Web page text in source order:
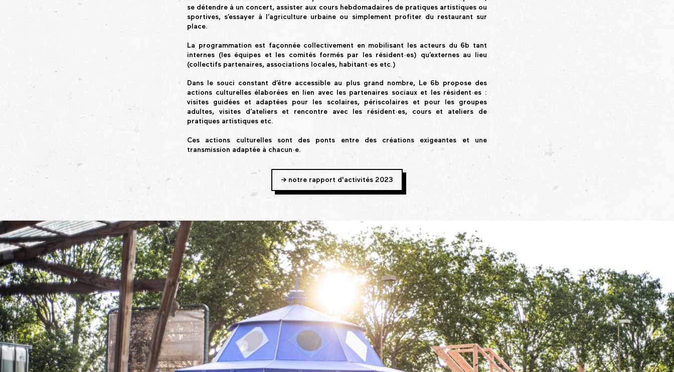
se détendre à un concert, assister aux cours hebdomadaires de pratiques artistiques ou
sportives, s’essayer à l’agriculture urbaine ou simplement profiter du restaurant sur
place.
La programmation est façonnée collectivement en mobilisant les acteurs du 6b tant
internes (les équipes et les comités formés par les résident·es) qu’externes au lieu
(collectifs partenaires, associations locales, habitant·es etc.)
Dans le souci constant d’être accessible au plus grand nombre, Le 6b propose des
actions culturelles élaborées en lien avec les partenaires sociaux et les résident·es :
visites guidées et adaptées pour les scolaires, périscolaires et pour les groupes
adultes, visites d’ateliers et rencontre avec les résident·es, cours et ateliers de
pratiques artistiques etc.
Ces actions culturelles sont des ponts entre des créations exigeantes et une
transmission adaptée à chacun·e.
-> notre rapport d'activités 2023